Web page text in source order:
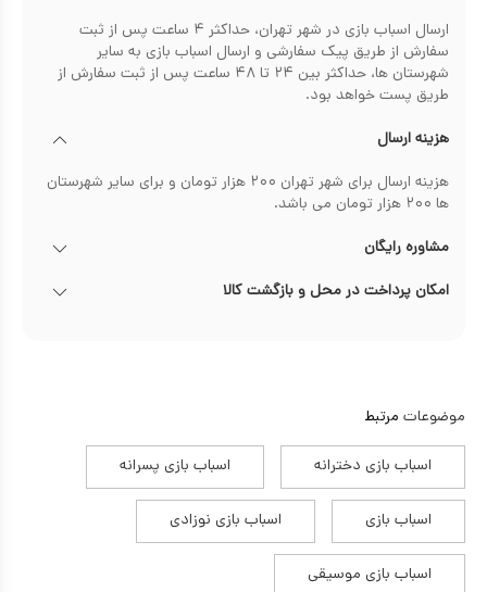
ارسال اسباب بازی در شهر تهران، حداکثر ۴ ساعت پس از ثبت
سفارش از طریق پیک سفارشی و ارسال اسباب بازی به سایر
شهرستان ها، حداکثر بین ۲۴ تا ۴۸ ساعت پس از ثبت سفارش از
طریق پست خواهد بود.
هزینه ارسال
هزینه ارسال برای شهر تهران ۲۰۰ هزار تومان و برای سایر شهرستان
ها ۲۰۰ هزار تومان می باشد.
مشاوره رایگان
امکان پرداخت در محل و بازگشت کالا
موضوعات مرتبط
اسباب بازی دخترانه اسباب بازی پسرانه
اسباب بازی اسباب بازی نوزادی
اسباب بازی موسیقی